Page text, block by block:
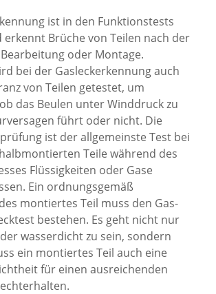
ist in den Funktionstests
Brüche von Teilen nach der
oder Montage.
bei der Gasleckerkennung auch
von Teilen getestet, um
das Beulen unter Winddruck zu
führt oder nicht. Die
ist der allgemeinste Test bei
Teile während des
Flüssigkeiten oder Gase
Ein ordnungsgemäß
montiertes Teil muss den Gas-
bestehen. Es geht nicht nur
wasserdicht zu sein, sondern
ein montiertes Teil auch eine
für einen ausreichenden